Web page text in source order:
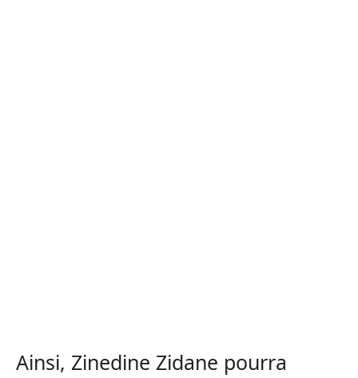
Ainsi, Zinedine Zidane pourra